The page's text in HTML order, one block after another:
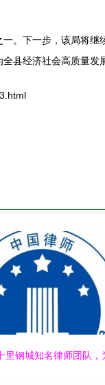
。下一步，该局将
县经济社会高质量发